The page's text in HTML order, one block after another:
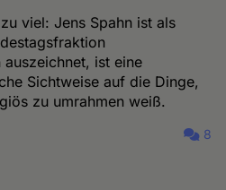
viel: Jens Spahn ist als
ist eine
Sichtweise auf die Dinge,
zu umrahmen weiß.
8